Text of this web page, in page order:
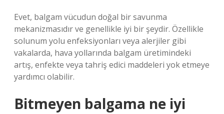
Evet, balgam vücudun doğal bir savunma
mekanizmasıdır ve genellikle iyi bir şeydir. Özellikle
solunum yolu enfeksiyonları veya alerjiler gibi
vakalarda, hava yollarında balgam üretimindeki
artış, enfekte veya tahriş edici maddeleri yok etmeye
yardımcı olabilir.
Bitmeyen balgama ne iyi